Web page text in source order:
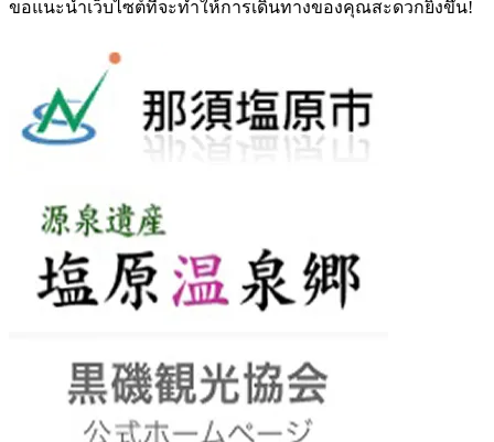
ขอแนะนำเว็บไซต์ที่จะทำให้การเดินทางของคุณสะดวกยิ่งขึ้น!